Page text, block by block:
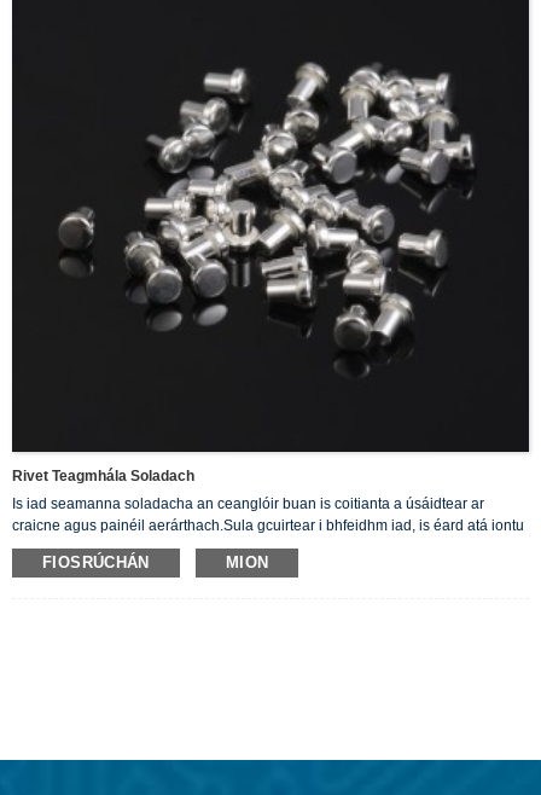
Rivet Teagmhála Soladach
Is iad seamanna soladacha an ceanglóir buan is coitianta a úsáidtear ar
craicne agus painéil aerárthach.Sula gcuirtear i bhfeidhm iad, is éard atá iontu
go simplí seafta mín le ceann cruinn cothrom ag foirceann amháin. Cuirimid ár
Seamanna Soladach Airgid ar fáil atá ina seoltóirí maithe leictreachais.
FIOSRÚCHÁN MION